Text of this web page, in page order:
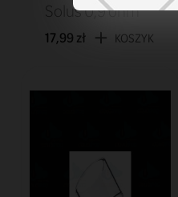
Solus 0,9 ohm
17,99 zł KOSZYK